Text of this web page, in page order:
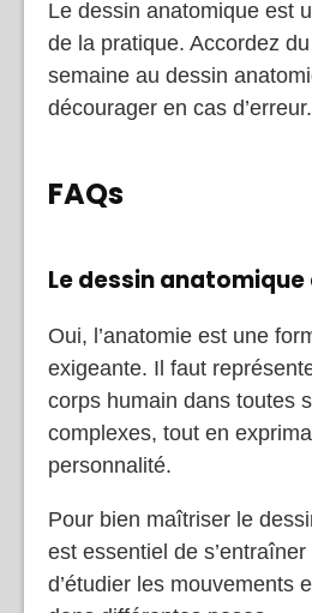
Le dessin anatomique est
de la pratique. Accordez
semaine au dessin
décourager en cas d’erreur.
FAQs
Le dessin
Oui, l’anatomie est une
exigeante. Il faut
corps humain dans toutes
complexes, tout en
personnalité.
Pour bien maîtriser le
est essentiel de
d’étudier les mouvements